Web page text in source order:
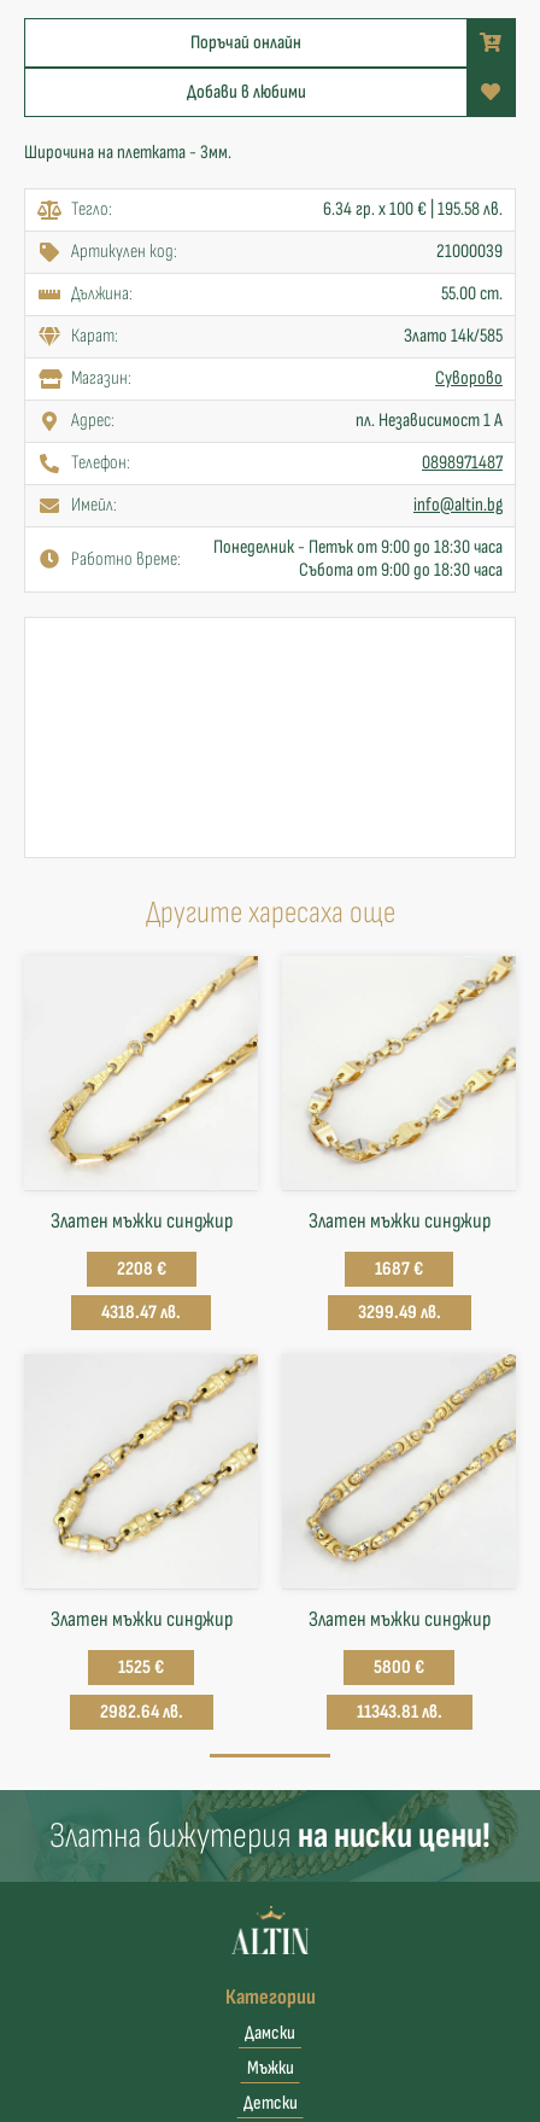
Поръчай онлайн
Добави в любими
Широчина на плетката - 3мм.
Тегло:
6.34 гр. x 100 € | 195.58 лв.
Артикулен код:
21000039
Дължина:
55.00 cm.
Карат:
Злато 14к/585
Mагазин:
Суворово
Адрес:
пл. Независимост 1 А
Телефон:
0898971487
Имейл:
info@altin.bg
Работно време:
Понеделник - Петък от 9:00 до 18:30 часа
Събота от 9:00 до 18:30 часа
Другите харесаха още
Златен мъжки синджир
2208 €
4318.47 лв.
Златен мъжки синджир
1687 €
3299.49 лв.
Златен мъжки синджир
1525 €
2982.64 лв.
Златен мъжки синджир
5800 €
11343.81 лв.
Златна бижутерия на ниски цени!
Категории
Дамски
Мъжки
Детски